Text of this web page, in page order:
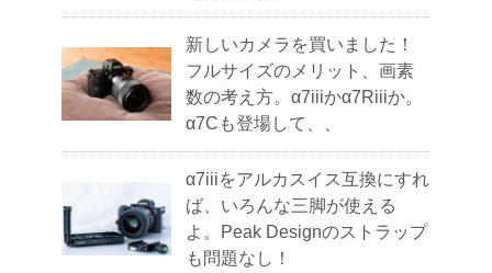
新しいカメラを買いました！
フルサイズのメリット、画素
数の考え方。α7iiiかα7Riiiか。
α7Cも登場して、、
α7iiiをアルカスイス互換にすれ
ば、いろんな三脚が使える
よ。Peak Designのストラップ
も問題なし！